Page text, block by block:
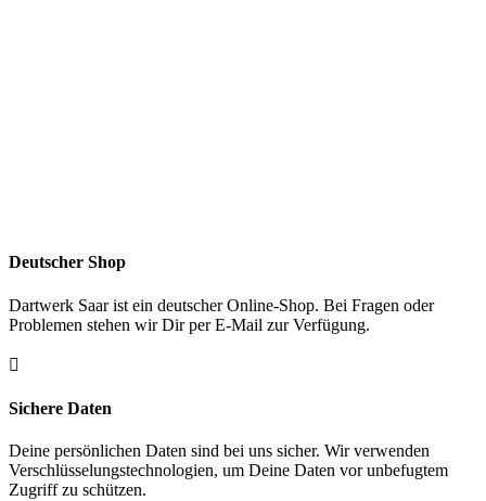
Deutscher Shop
Dartwerk Saar ist ein deutscher Online-Shop. Bei Fragen oder
Problemen stehen wir Dir per E-Mail zur Verfügung.

Sichere Daten
Deine persönlichen Daten sind bei uns sicher. Wir verwenden
Verschlüsselungstechnologien, um Deine Daten vor unbefugtem
Zugriff zu schützen.